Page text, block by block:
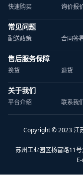
快速购买 询价报
常见问题
配送政策 合同签
售后服务保障
换货 退货
关于我们
平台介绍 联系我
Copyright © 2023 江
苏州工业园区扬富路11